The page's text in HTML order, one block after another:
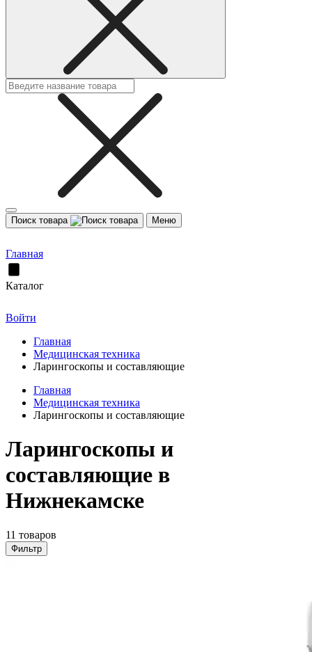
Поиск товара Меню
Главная
Каталог
Войти
Главная
Медицинская техника
Ларингоскопы и составляющие
Главная
Медицинская техника
Ларингоскопы и составляющие
Ларингоскопы и
составляющие в
Нижнекамске
11 товаров
Фильтр